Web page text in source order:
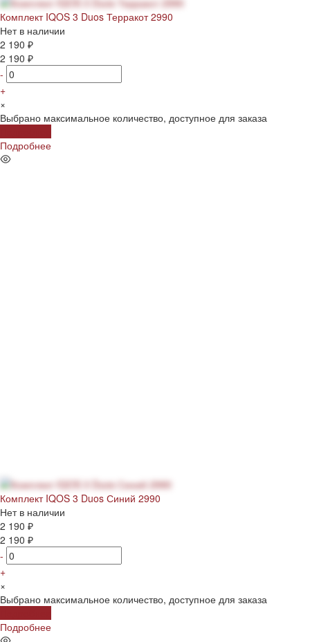
Комплект IQOS 3 Duos Терракот 2990
Нет в наличии
2 190 ₽
2 190 ₽
-
+
×
Выбрано максимальное количество, доступное для заказа
Подробнее
Комплект IQOS 3 Duos Синий 2990
Нет в наличии
2 190 ₽
2 190 ₽
-
+
×
Выбрано максимальное количество, доступное для заказа
Подробнее